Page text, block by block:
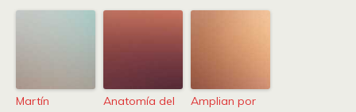
Martín
Anatomía del
Amplian por